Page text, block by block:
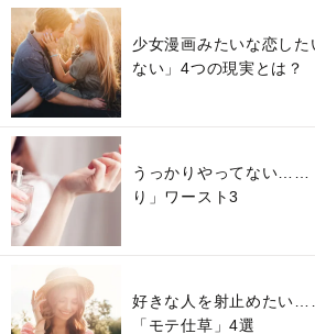
少女漫画みたいな恋した
ない」4つの現実とは？
うっかりやってない……
り」ワースト3
好きな人を射止めたい
「モテ仕草」4選